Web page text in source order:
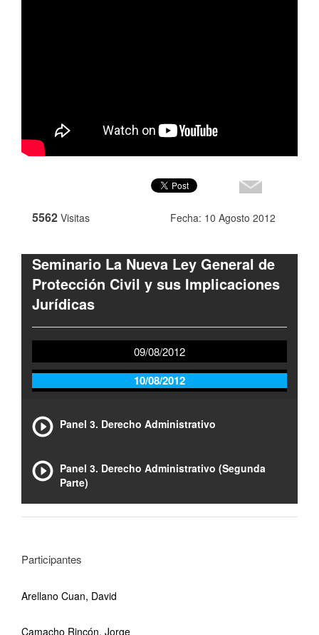
5562 Visitas Fecha: 10 Agosto 2012
Seminario La Nueva Ley General de
Protección Civil y sus Implicaciones
Jurídicas
09/08/2012
10/08/2012
Panel 3. Derecho Administrativo
Panel 3. Derecho Administrativo (Segunda
Parte)
Participantes
Arellano Cuan, David
Camacho Rincón, Jorge